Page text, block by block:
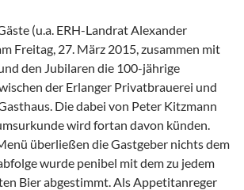
(u.a. ERH-Landrat Alexander
Freitag, 27. März 2015, zusammen mit
den Jubilaren die 100-jährige
der Erlanger Privatbrauerei und
Die dabei von Peter Kitzmann
wird fortan davon künden.
überließen die Gastgeber nichts dem
wurde penibel mit dem zu jedem
Bier abgestimmt. Als Appetitanreger